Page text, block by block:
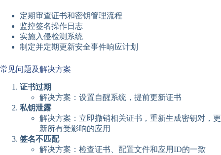
定期审查证书和密钥管理流程
监控签名操作日志
实施入侵检测系统
制定并定期更新安全事件响应计划
常见问题及解决方案
证书过期
解决方案：设置自醒系统，提前更新证书
私钥泄露
解决方案：立即撤销相关证书，重新生成密钥对，更
新所有受影响的应用
签名不匹配
解决方案：检查证书、配置文件和应用ID的一致